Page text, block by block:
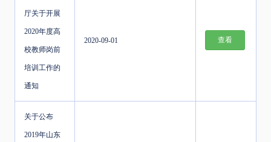
厅关于开展
2020年度高
校教师岗前
培训工作的
通知
2020-09-01 查看
关于公布
2019年山东